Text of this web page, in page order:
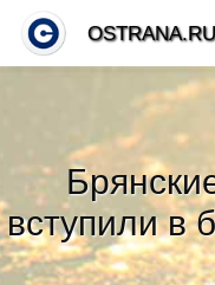
вступили в
OSTRANA.RU
Тренды новостей»
Рубрики»